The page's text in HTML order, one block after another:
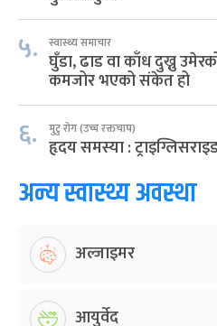
५. स्वास्थ्य समाचार
घुँडा, ढाड वा काँध दुख्नु
कमजोर भएको संकेत हो
६. मुटु रोग (उच्च रक्तचाप)
हृदय समस्या :
अन्य स्वास्थ्य अवस्था
अल्जाइमर
आयुर्वेद